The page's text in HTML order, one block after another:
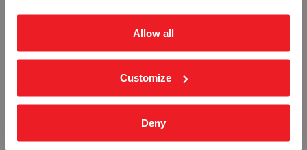
Allow all
Customize
Deny
ANLEGGSKONTOR - LOGO PIL
STP-2986
Varme arbeider 50x50mm/50stk -
STP-2987